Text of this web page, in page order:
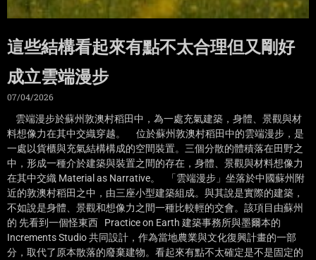
這些結構看起來有點不太合理但又剛好
成立雲端漫步
07/04/2026
雲端漫步於蘇州敦澳村稻田中，為一處充氣建築，身體、景觀與材
料想像力在其中交織穿越。 位於蘇州敦澳村稻田中的雲端漫步，是
一處以貨櫃與充氣結構構成的空間裝置。三個分散的體積落在田野之
中，形成一種介於建築與裝置之間的存在，身體、景觀與材料想像力
在其中交織 Material as Narrative。 「雲端漫步」坐落於中國蘇州附
近的敦澳村稻田之中，由三座小型建築組成。與其說是實際的建築，
不如說是身體、景觀和想像力之間一種比較輕的交會。該項目由蘇州
的 先看到一個怪東西 Practice on Earth 建築事務所與墨爾本的
Increments Studio 共同設計，作為當地農業與文化復興計畫的一部
分，取代了原本散落的廢棄建物。看起來有點不太確定是不是固定的